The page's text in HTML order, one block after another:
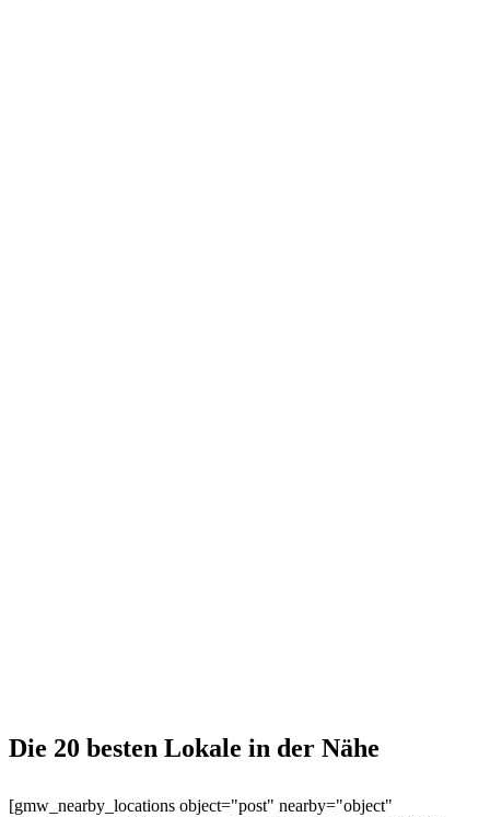
Die 20 besten Lokale in der Nähe
[gmw_nearby_locations object="post" nearby="object"